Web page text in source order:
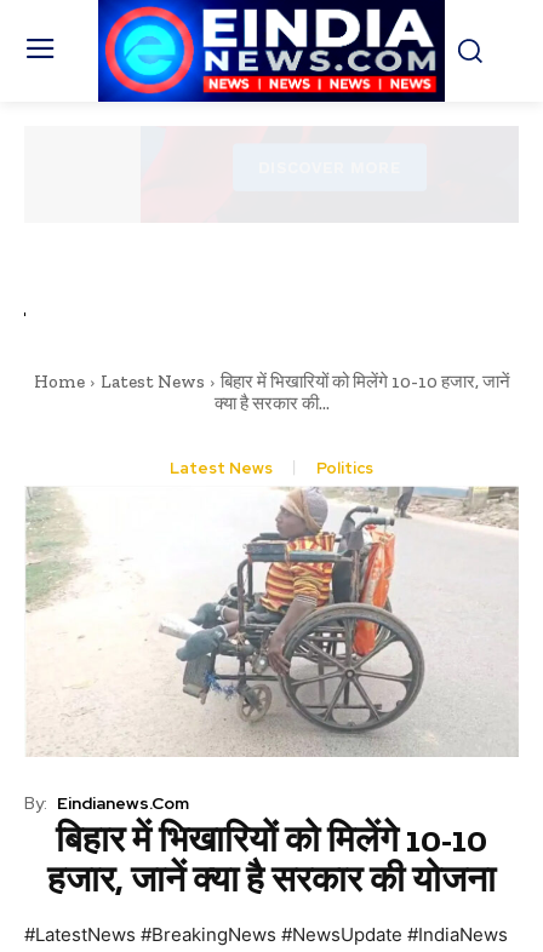
Home Latest News
बिहार में भिखारियों को मिलेंगे 10-10 हजार, जानें
क्या है सरकार की...
Latest News Politics
By: Eindianews.com
बिहार में भिखारियों को मिलेंगे 10-10
हजार, जानें क्या है सरकार की योजना
#LatestNews #BreakingNews #NewsUpdate #IndiaNews